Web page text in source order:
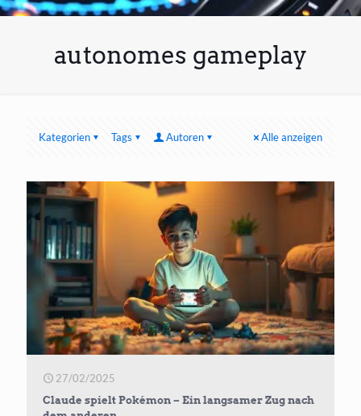
autonomes gameplay
Kategorien Tags Autoren Alle anzeigen
27/02/2025
Claude spielt Pokémon – Ein langsamer Zug nach